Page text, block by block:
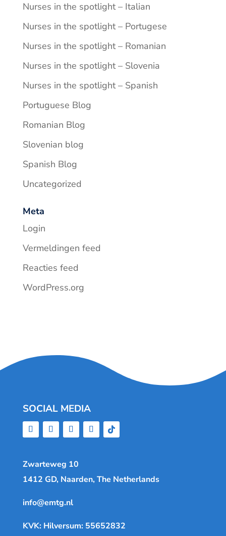
Nurses in the spotlight – Italian
Nurses in the spotlight – Portugese
Nurses in the spotlight – Romanian
Nurses in the spotlight – Slovenia
Nurses in the spotlight – Spanish
Portuguese Blog
Romanian Blog
Slovenian blog
Spanish Blog
Uncategorized
Meta
Login
Vermeldingen feed
Reacties feed
WordPress.org
SOCIAL MEDIA
Zwarteweg 10
1412 GD, Naarden, The Netherlands
info@emtg.nl
KVK: Hilversum: 55652832